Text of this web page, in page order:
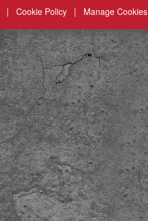
| Cookie Policy| Manage Cookies